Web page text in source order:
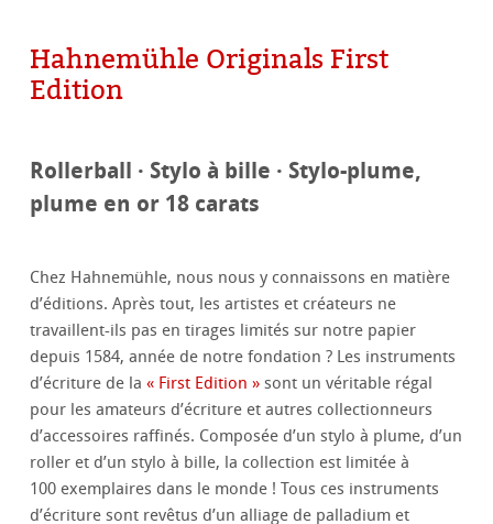
Hahnemühle Originals First
Edition
Rollerball · Stylo à bille · Stylo-plume,
plume en or 18 carats
Chez Hahnemühle, nous nous y connaissons en matière
d’éditions. Après tout, les artistes et créateurs ne
travaillent-ils pas en tirages limités sur notre papier
depuis 1584, année de notre fondation ? Les instruments
d’écriture de la« First Edition » sont un véritable régal
pour les amateurs d’écriture et autres collectionneurs
d’accessoires raffinés. Composée d’un stylo à plume, d’un
roller et d’un stylo à bille, la collection est limitée à
100 exemplaires dans le monde ! Tous ces instruments
d’écriture sont revêtus d’un alliage de palladium et